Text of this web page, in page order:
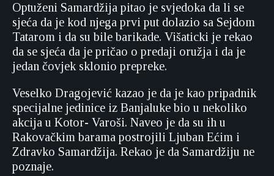
Optuženi Samardžija pitao je svjedoka da li se
sjeća da je kod njega prvi put dolazio sa Sejdom
Tatarom i da su bile barikade. Višaticki je rekao
da se sjeća da je pričao o predaji oružja i da je
jedan čovjek sklonio prepreke.
Veselko Dragojević kazao je da je kao pripadnik
specijalne jedinice iz Banjaluke bio u nekoliko
akcija u Kotor- Varoši. Naveo je da su ih u
Rakovačkim barama postrojili Ljuban Ećim i
Zdravko Samardžija. Rekao je da Samardžiju ne
poznaje.